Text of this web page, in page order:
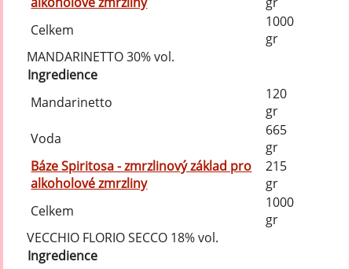
Celkem
1000
gr
MANDARINETTO 30% vol.
Ingredience
Mandarinetto
120
gr
Voda
665
gr
Báze Spiritosa - zmrzlinový základ pro
alkoholové zmrzliny
215
gr
Celkem
1000
gr
VECCHIO FLORIO SECCO 18% vol.
Ingredience